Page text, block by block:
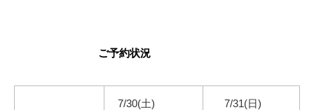
ご予約状況
7/30(土) 7/31(日)